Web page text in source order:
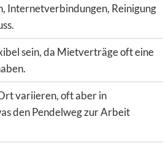
Internetverbindungen, Reinigung
sein, da Mietverträge oft eine
variieren, oft aber in
den Pendelweg zur Arbeit